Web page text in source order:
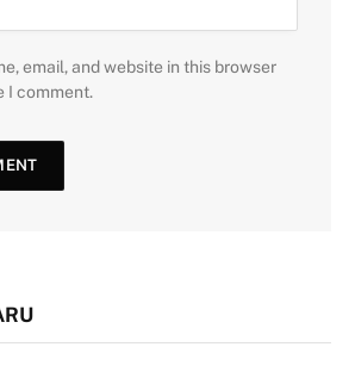
email, and website in this browser
I comment.